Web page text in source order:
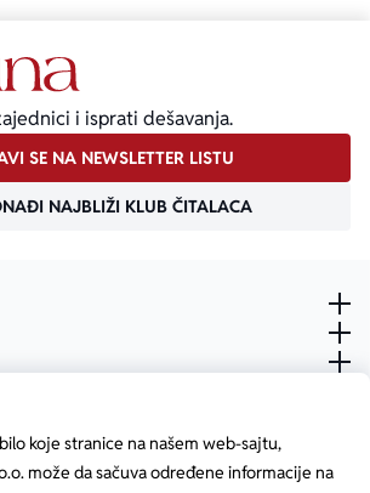
koje stranice na našem web-sajtu,
može da sačuva određene informacije na
i isprati dešavanja.
SE NA NEWSLETTER LISTU
NAJBLIŽI KLUB ČITALACA